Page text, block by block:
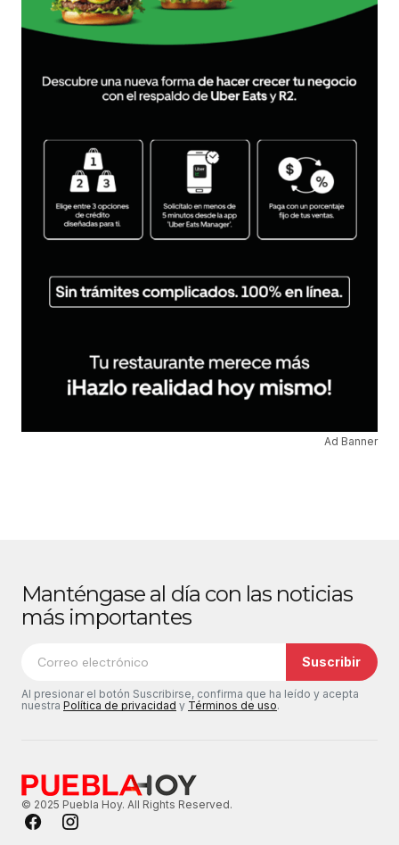
Ad Banner
Manténgase al día con las noticias
más importantes
Suscribir
Al presionar el botón Suscribirse, confirma que ha leído y acepta
nuestra Política de privacidad y Términos de uso.
© 2025 Puebla Hoy. All Rights Reserved.